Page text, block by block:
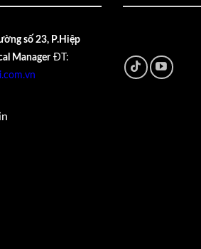
số 23, P.Hiệp
Manager ĐT: